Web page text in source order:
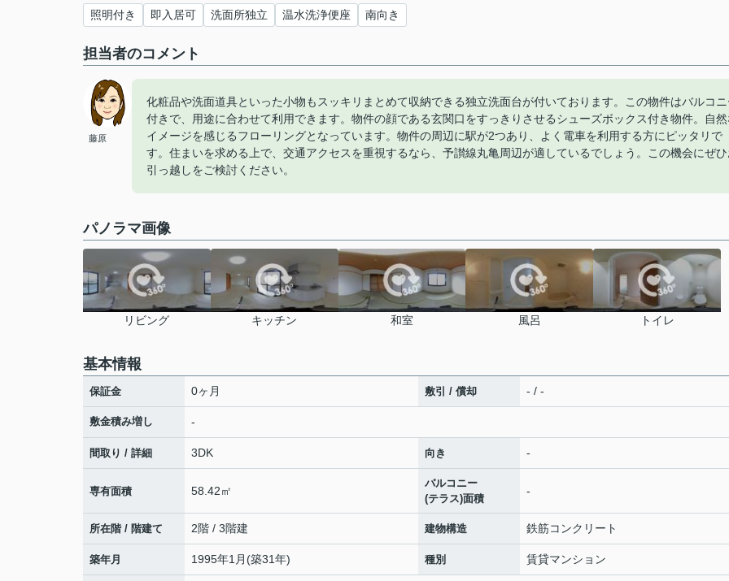
照明付き 即入居可 洗面所独立 温水洗浄便座 南向き
担当者のコメント
藤原
化粧品や洗面道具といった小物もスッキリまとめて収納できる独立洗面台が付いております。この物件はバルコ
付きで、用途に合わせて利用できます。物件の顔である玄関口をすっきりさせるシューズボックス付き物件。自
イメージを感じるフローリングとなっています。物件の周辺に駅が2つあり、よく電車を利用する方にピッタリで
す。住まいを求める上で、交通アクセスを重視するなら、予讃線丸亀周辺が適しているでしょう。この機会にぜ
引っ越しをご検討ください。
パノラマ画像
リビング キッチン 和室 風呂 トイレ
基本情報
保証金 0ヶ月 敷引 / 償却 - / -
敷金積み増し -
間取り / 詳細 3DK 向き -
専有面積 58.42㎡
バルコニー
(テラス)面積
-
所在階 / 階建て 2階 / 3階建 建物構造 鉄筋コンクリート
築年月 1995年1月(築31年) 種別 賃貸マンション